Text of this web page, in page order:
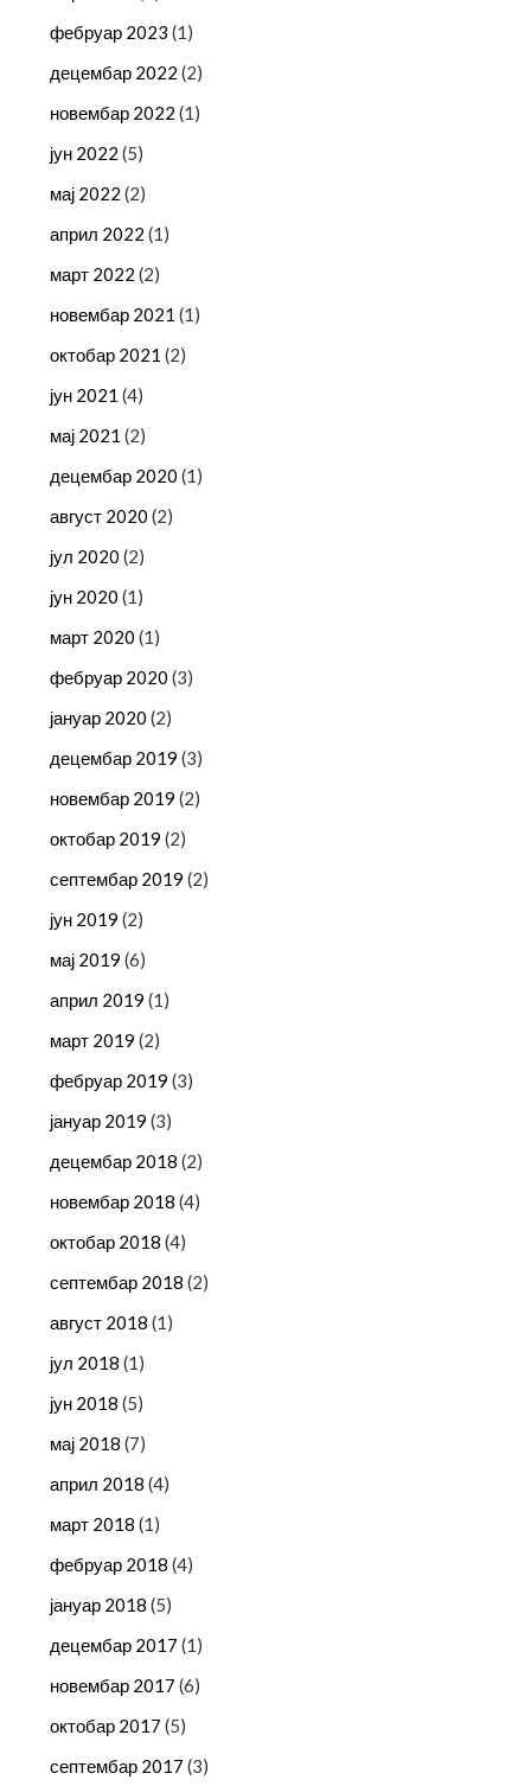
фебруар 2023 (1)
децембар 2022 (2)
новембар 2022 (1)
јун 2022 (5)
мај 2022 (2)
април 2022 (1)
март 2022 (2)
новембар 2021 (1)
октобар 2021 (2)
јун 2021 (4)
мај 2021 (2)
децембар 2020 (1)
август 2020 (2)
јул 2020 (2)
јун 2020 (1)
март 2020 (1)
фебруар 2020 (3)
јануар 2020 (2)
децембар 2019 (3)
новембар 2019 (2)
октобар 2019 (2)
септембар 2019 (2)
јун 2019 (2)
мај 2019 (6)
април 2019 (1)
март 2019 (2)
фебруар 2019 (3)
јануар 2019 (3)
децембар 2018 (2)
новембар 2018 (4)
октобар 2018 (4)
септембар 2018 (2)
август 2018 (1)
јул 2018 (1)
јун 2018 (5)
мај 2018 (7)
април 2018 (4)
март 2018 (1)
фебруар 2018 (4)
јануар 2018 (5)
децембар 2017 (1)
новембар 2017 (6)
октобар 2017 (5)
септембар 2017 (3)